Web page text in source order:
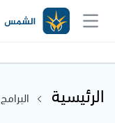
الرئيسية البرامج